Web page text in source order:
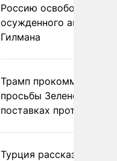
Россию освободить
осужденного
Гилмана
Трамп
просьбы Зеленского о
поставках
Турция рассказала о